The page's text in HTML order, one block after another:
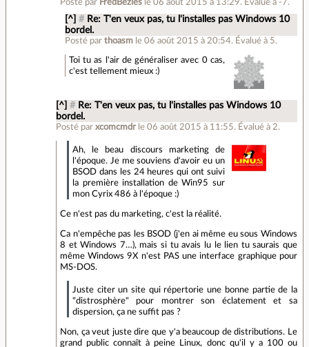
Posté par FredBezies le 06 août 2015 à 13:29. Évalué à -7 .
[^] # Re: T'en veux pas, tu l'installes pas Windows 10
bordel.
Posté par thoasm le 06 août 2015 à 20:54. Évalué à 5.
Toi tu as l'air de généraliser avec 0 cas,
c'est tellement mieux :)
[^] # Re: T'en veux pas, tu l'installes pas Windows 10
bordel.
Posté par xcomcmdr le 06 août 2015 à 11:55. Évalué à 2.
Ah, le beau discours marketing de
l'époque. Je me souviens d'avoir eu un
BSOD dans les 24 heures qui ont suivi
la première installation de Win95 sur
mon Cyrix 486 à l'époque :)
Ce n'est pas du marketing, c'est la réalité.
Ca n'empêche pas les BSOD (j'en ai même eu sous Windows
8 et Windows 7…), mais si tu avais lu le lien tu saurais que
même Windows 9X n'est PAS une interface graphique pour
MS-DOS.
Juste citer un site qui répertorie une bonne partie de la
"distrosphère" pour montrer son éclatement et sa
dispersion, ça ne suffit pas ?
Non, ça veut juste dire que y'a beaucoup de distributions. Le
grand public connaît à peine Linux, donc qu'il y a 100 ou